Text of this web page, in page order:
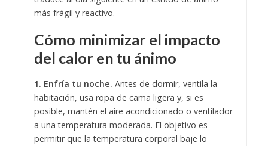
más frágil y reactivo.
Cómo minimizar el impacto
del calor en tu ánimo
1. Enfría tu noche. Antes de dormir, ventila la
habitación, usa ropa de cama ligera y, si es
posible, mantén el aire acondicionado o ventilador
a una temperatura moderada. El objetivo es
permitir que la temperatura corporal baje lo